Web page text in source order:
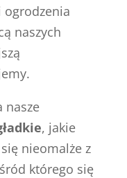
naszych
nasze
, jakie
nieomalże z
którego się